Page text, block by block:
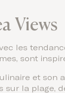
Views
les
sont
et son
sur la plage,